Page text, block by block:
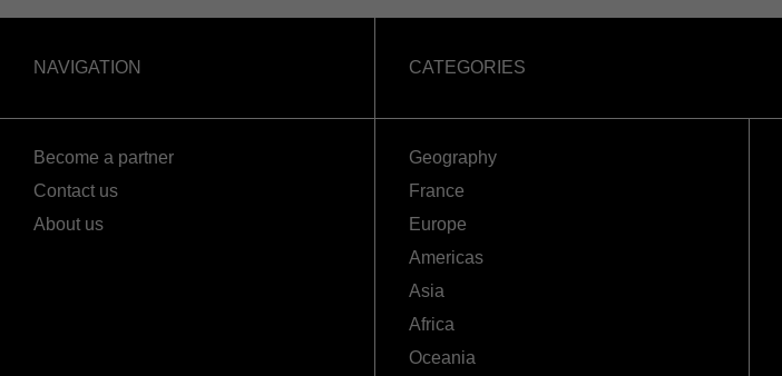
NAVIGATION
Become a partner
Contact us
About us
CATEGORIES
Geography
France
Europe
Americas
Asia
Africa
Oceania